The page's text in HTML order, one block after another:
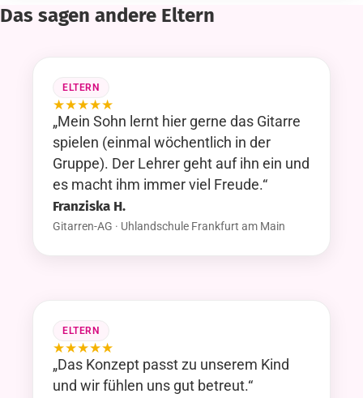
Das sagen andere Eltern
ELTERN
★★★★★
„Mein Sohn lernt hier gerne das Gitarre
spielen (einmal wöchentlich in der
Gruppe). Der Lehrer geht auf ihn ein und
es macht ihm immer viel Freude.“
Franziska H.
Gitarren-AG · Uhlandschule Frankfurt am Main
ELTERN
★★★★★
„Das Konzept passt zu unserem Kind
und wir fühlen uns gut betreut.“